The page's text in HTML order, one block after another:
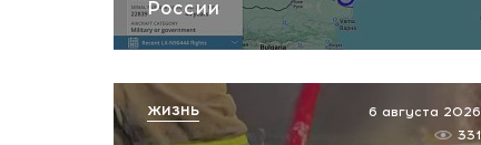
России
6 августа 2026
331
ЖИЗНЬ